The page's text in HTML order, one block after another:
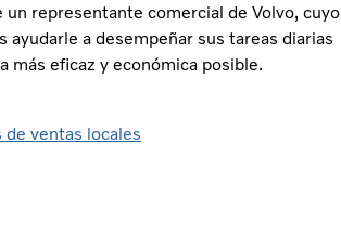
un representante comercial de Volvo, cuyo
ayudarle a desempeñar sus tareas diarias
más eficaz y económica posible.
de ventas locales